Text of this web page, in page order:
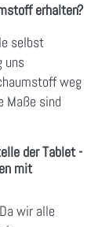
erhalten?
selbst
uns
weg
Maße sind
der Tablet -
mit
wir alle